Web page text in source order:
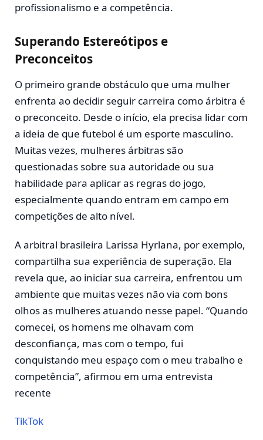
profissionalismo e a competência.
Superando Estereótipos e
Preconceitos
O primeiro grande obstáculo que uma mulher
enfrenta ao decidir seguir carreira como árbitra é
o preconceito. Desde o início, ela precisa lidar com
a ideia de que futebol é um esporte masculino.
Muitas vezes, mulheres árbitras são
questionadas sobre sua autoridade ou sua
habilidade para aplicar as regras do jogo,
especialmente quando entram em campo em
competições de alto nível.
A arbitral brasileira Larissa Hyrlana, por exemplo,
compartilha sua experiência de superação. Ela
revela que, ao iniciar sua carreira, enfrentou um
ambiente que muitas vezes não via com bons
olhos as mulheres atuando nesse papel. “Quando
comecei, os homens me olhavam com
desconfiança, mas com o tempo, fui
conquistando meu espaço com o meu trabalho e
competência”, afirmou em uma entrevista
recente​
TikTok